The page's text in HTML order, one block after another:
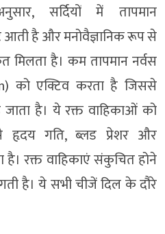
सर्दियों में तापमान
है और मनोवैज्ञानिक रूप से
मिलता है। कम तापमान नर्वस
को एक्टिव करता है जिससे
है। ये रक्त वाहिकाओं को
गति, ब्लड प्रेशर और
है। रक्त वाहिकाएं संकुचित होने
है। ये सभी चीजें दिल के दौरे